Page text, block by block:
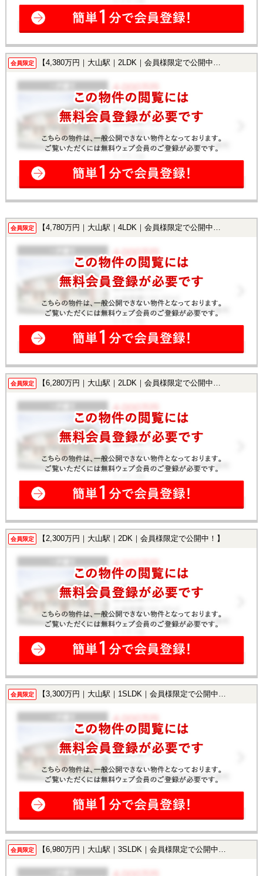
会員限定 【4,380万円｜大山駅｜2LDK｜会員様限定で公開中！】
会員限定 【4,780万円｜大山駅｜4LDK｜会員様限定で公開中！】
会員限定 【6,280万円｜大山駅｜2LDK｜会員様限定で公開中！】
会員限定 【2,300万円｜大山駅｜2DK｜会員様限定で公開中！】
会員限定 【3,300万円｜大山駅｜1SLDK｜会員様限定で公開中！】
会員限定 【6,980万円｜大山駅｜3SLDK｜会員様限定で公開中！】